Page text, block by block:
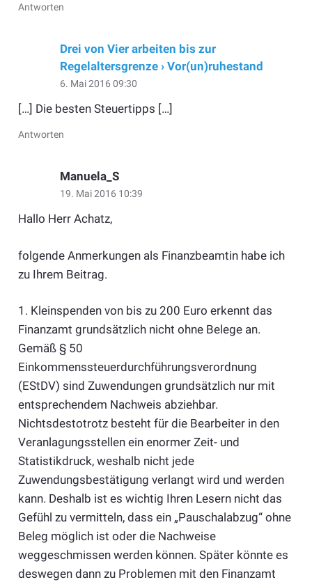
Antworten
Drei von Vier arbeiten bis zur
Regelaltersgrenze › Vor(un)ruhestand
6. Mai 2016 09:30
[…] Die besten Steuertipps […]
Antworten
Manuela_S
19. Mai 2016 10:39
Hallo Herr Achatz,
folgende Anmerkungen als Finanzbeamtin habe ich
zu Ihrem Beitrag.
1. Kleinspenden von bis zu 200 Euro erkennt das
Finanzamt grundsätzlich nicht ohne Belege an.
Gemäß § 50
Einkommenssteuerdurchführungsverordnung
(EStDV) sind Zuwendungen grundsätzlich nur mit
entsprechendem Nachweis abziehbar.
Nichtsdestotrotz besteht für die Bearbeiter in den
Veranlagungsstellen ein enormer Zeit- und
Statistikdruck, weshalb nicht jede
Zuwendungsbestätigung verlangt wird und werden
kann. Deshalb ist es wichtig Ihren Lesern nicht das
Gefühl zu vermitteln, dass ein „Pauschalabzug“ ohne
Beleg möglich ist oder die Nachweise
weggeschmissen werden können. Später könnte es
deswegen dann zu Problemen mit den Finanzamt